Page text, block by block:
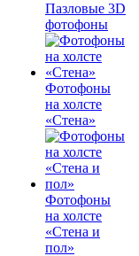
Пазловые 3D
фотофоны
Фотофоны
на холсте
«Стена»
Фотофоны
на холсте
«Стена и
пол»